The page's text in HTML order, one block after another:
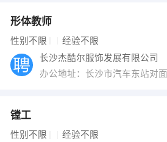
形体教师
性别不限 经验不限
长沙杰酷尔服饰发展有限公司
办公地址：长沙市汽车东站对
镗工
性别不限 经验不限